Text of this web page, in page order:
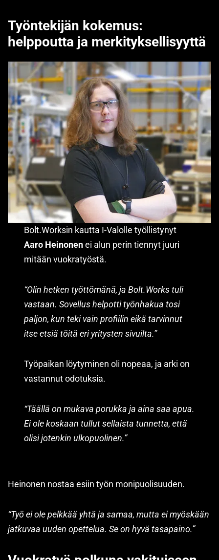
Työntekijän kokemus:
helppoutta ja merkityksellisyyttä
Bolt.Worksin kautta I-Valolle työllistynyt
Aaro Heinonenei alun perin tiennyt juuri
mitään vuokratyöstä.
“Olin hetken työttömänä, ja Bolt.Works tuli
vastaan. Sovellus helpotti työnhakua tosi
paljon, kun teki vain profiilin eikä tarvinnut
itse etsiä töitä eri yritysten sivuilta.”
Työpaikan löytyminen oli nopeaa, ja arki on
vastannut odotuksia.
“Täällä on mukava porukka ja aina saa apua.
Ei ole koskaan tullut sellaista tunnetta, että
olisi jotenkin ulkopuolinen.”
Heinonen nostaa esiin työn monipuolisuuden.
“Työ ei ole pelkkää yhtä ja samaa, mutta ei myöskään
jatkuvaa uuden opettelua. Se on hyvä tasapaino.”